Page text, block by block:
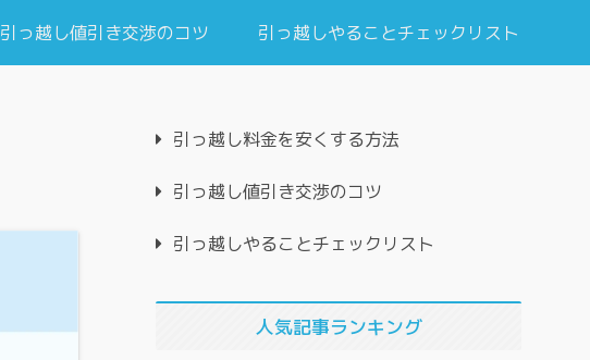
引っ越し値引き交渉のコツ 引っ越しやることチェックリスト
引っ越し料金を安くする方法
引っ越し値引き交渉のコツ
引っ越しやることチェックリスト
人気記事ランキング